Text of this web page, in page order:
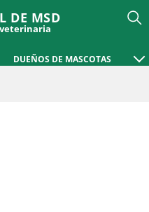
DE MSD
DUEÑOS DE MASCOTAS